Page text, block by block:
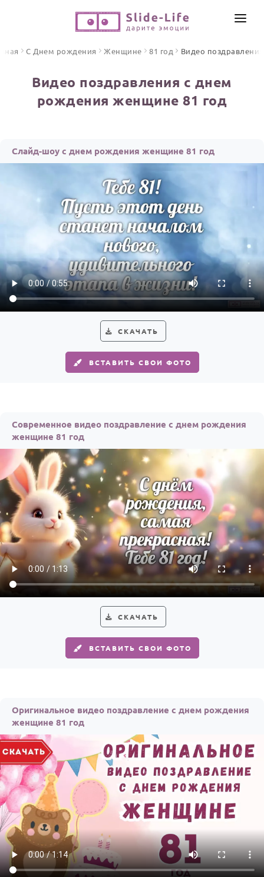
ПО ФОРМАТУ
Открытки
ПРАЗДНИКИ
С Днем рождения
Свадьба
Выпускной HOT
Календарь праздников
Женщине
Мужчине
Детям
Все родственники
ПЕРСОНАЛЬНЫЕ
Пожелания
По именам
По годам
ИНСТРУМЕНТЫ
ОТЗЫВЫ
С Днем рождения Женщине 81 год Видео поздравления
Видео поздравления с днем
рождения женщине 81 год
Слайд-шоу с днем рождения женщине 81 год
СКАЧАТЬ
ВСТАВИТЬ СВОИ ФОТО
Современное видео поздравление с днем рождения
женщине 81 год
СКАЧАТЬ
ВСТАВИТЬ СВОИ ФОТО
Оригинальное видео поздравление с днем рождения
женщине 81 год